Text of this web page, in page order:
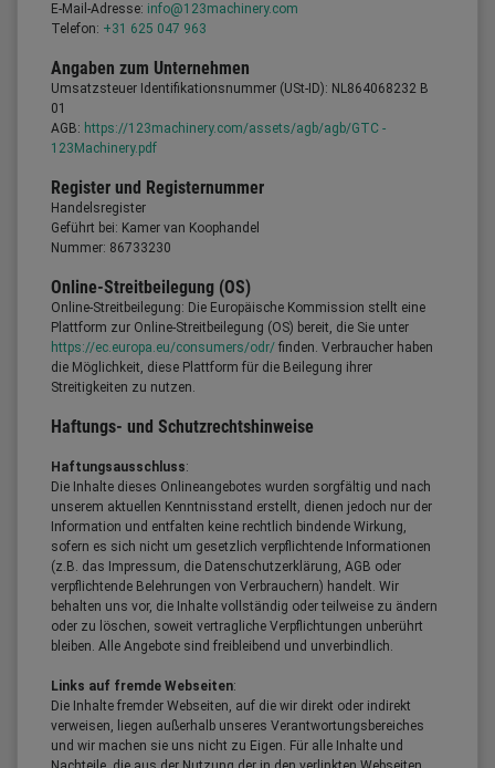
E-Mail-Adresse: info@123machinery.com
Telefon: +31 625 047 963
Angaben zum Unternehmen
Umsatzsteuer Identifikationsnummer (USt-ID): NL864068232 B
01
AGB: https://123machinery.com/assets/agb/agb/GTC -
123Machinery.pdf
Register und Registernummer
Handelsregister
Geführt bei: Kamer van Koophandel
Nummer: 86733230
Online-Streitbeilegung (OS)
Online-Streitbeilegung: Die Europäische Kommission stellt eine
Plattform zur Online-Streitbeilegung (OS) bereit, die Sie unter
https://ec.europa.eu/consumers/odr/ finden. Verbraucher haben
die Möglichkeit, diese Plattform für die Beilegung ihrer
Streitigkeiten zu nutzen.
Haftungs- und Schutzrechtshinweise
Haftungsausschluss:
Die Inhalte dieses Onlineangebotes wurden sorgfältig und nach
unserem aktuellen Kenntnisstand erstellt, dienen jedoch nur der
Information und entfalten keine rechtlich bindende Wirkung,
sofern es sich nicht um gesetzlich verpflichtende Informationen
(z.B. das Impressum, die Datenschutzerklärung, AGB oder
verpflichtende Belehrungen von Verbrauchern) handelt. Wir
behalten uns vor, die Inhalte vollständig oder teilweise zu ändern
oder zu löschen, soweit vertragliche Verpflichtungen unberührt
bleiben. Alle Angebote sind freibleibend und unverbindlich.
Links auf fremde Webseiten:
Die Inhalte fremder Webseiten, auf die wir direkt oder indirekt
verweisen, liegen außerhalb unseres Verantwortungsbereiches
und wir machen sie uns nicht zu Eigen. Für alle Inhalte und